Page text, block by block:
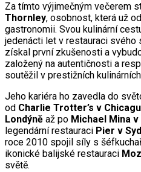
Za tímto výjimečným večerem
Thornley, osobnost, která už
gastronomii. Svou kulinární
jedenácti let v restauraci svého
získal první zkušenosti a
založený na autentičnosti a
soutěžil v prestižních
Jeho kariéra ho zavedla do
od Charlie Trotter’s v Chicagu
Londýně až po Michael Mina
legendární restauraci Pier v
roce 2010 spojil síly s
ikonické balijské restauraci
světě.